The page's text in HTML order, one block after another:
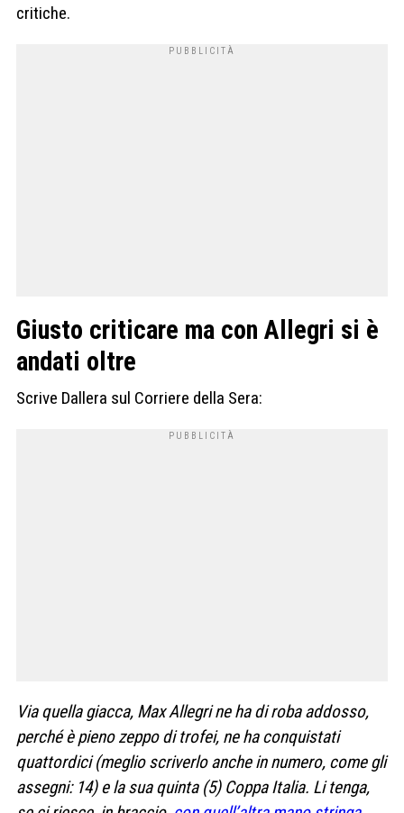
critiche.
Giusto criticare ma con Allegri si è
andati oltre
Scrive Dallera sul Corriere della Sera:
Via quella giacca, Max Allegri ne ha di roba addosso,
perché è pieno zeppo di trofei, ne ha conquistati
quattordici (meglio scriverlo anche in numero, come gli
assegni: 14) e la sua quinta (5) Coppa Italia. Li tenga,